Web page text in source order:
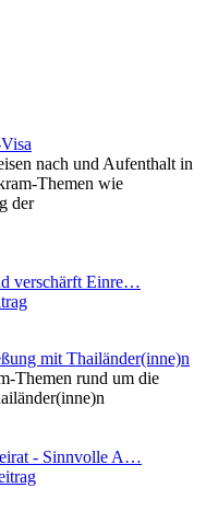
nach und Aufenthalt in
Themen wie
der
verschärft Einre…
mit Thailänder(inne)n
Themen rund um die
- Sinnvolle A…